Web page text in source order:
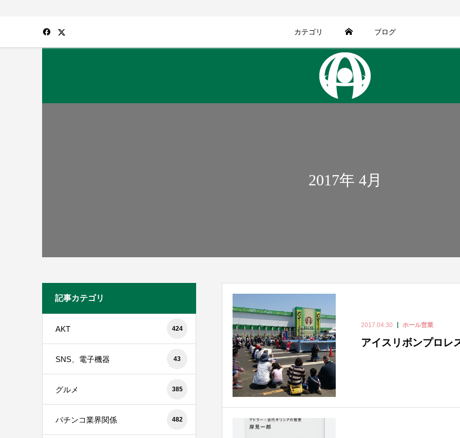
カテゴリ ブログ
2017年 4月
2017.04.30 ホール営業
アイスリボンプロレ
記事カテゴリ
AKT 424
SNS、電子機器 43
グルメ 385
パチンコ業界関係 482